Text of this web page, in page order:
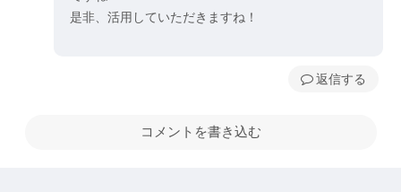
是非、活用していただきますね！
返信
コメントを書き込む